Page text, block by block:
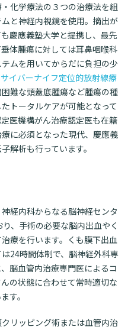
いて
ついて
について
き
約
・確認
い合わせ
化学療法の３つの治療法を組
と神経内視鏡を使用。摘出が
慶應義塾大学と提携し、最先
体腫瘍に対しては耳鼻咽喉科
ムを用いてからだに負担の少
サイバーナイフ定位的放射線療
難な頭蓋底腫瘍など腫瘍の種
トータルケアが可能となって
医機構がん治療認定医も在籍
に必須となった現代、慶應義
解析も行っています。
経内科からなる脳神経センタ
、手術の必要な脳内出血やく
療を行います。くも膜下出血
24時間体制で、脳神経外科専
脳血管内治療専門医によるコ
の状態に合わせて常時適切な
す。
リッピング術または血管内治